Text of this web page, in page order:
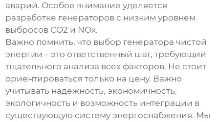
аварий. Особое внимание уделяется
разработке генераторов с низким уровнем
выбросов CO2 и NOx.
Важно помнить, что выбор генератора чистой
энергии – это ответственный шаг, требующий
тщательного анализа всех факторов. Не стоит
ориентироваться только на цену. Важно
учитывать надежность, экономичность,
экологичность и возможность интеграции в
существующую систему энергоснабжения. Мы